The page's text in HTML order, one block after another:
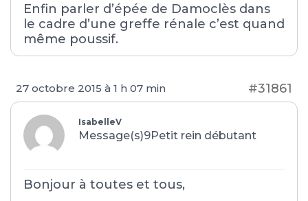
Enfin parler d’épée de Damoclès dans
le cadre d’une greffe rénale c’est quand
même poussif.
27 octobre 2015 à 1 h 07 min #31861
IsabelleV
Message(s)9Petit rein débutant
Bonjour à toutes et tous,